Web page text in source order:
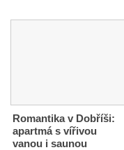
Romantika v Dobříši:
apartmá s vířivou
vanou i saunou